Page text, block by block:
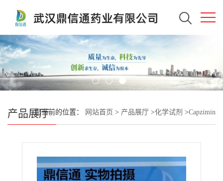
产品展厅您当前的位置： 网站首页 > 产品展厅 >化学试剂 >Capzimin